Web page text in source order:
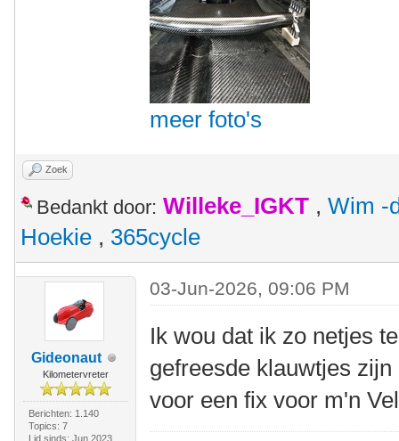
meer foto's
Zoek
Bedankt door: Willeke_IGKT , Wim -
Hoekie , 365cycle
Gideonaut
Kilometervreter
Berichten: 1.140
Topics: 7
Lid sinds: Jun 2023
03-Jun-2026, 09:06 PM
Ik wou dat ik zo netjes
gefreesde klauwtjes
voor een fix voor m'n